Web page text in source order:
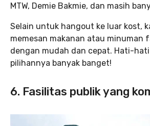
MTW, Demie Bakmie, dan masih
Selain untuk hangout ke luar kost,
memesan makanan atau minuman
dengan mudah dan cepat. Hati-hati
pilihannya banyak banget!
6. Fasilitas publik yang